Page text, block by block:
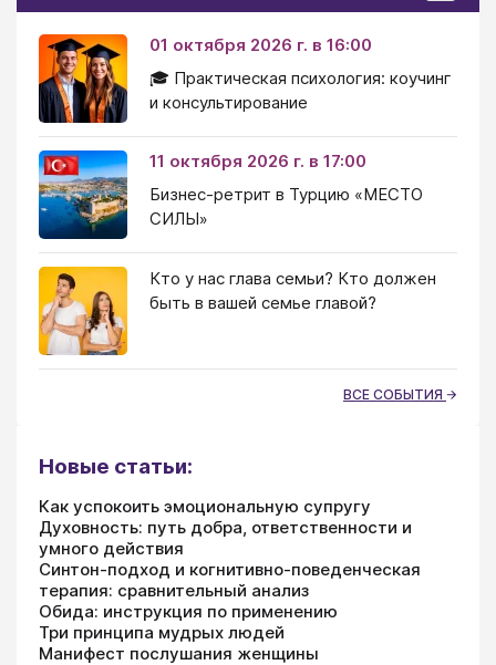
01 октября 2026 г. в 16:00
🎓 Практическая психология: коучинг
и консультирование
11 октября 2026 г. в 17:00
Бизнес-ретрит в Турцию «МЕСТО
СИЛЫ»
Кто у нас глава семьи? Кто должен
быть в вашей семье главой?
ВСЕ СОБЫТИЯ
Новые статьи:
Как успокоить эмоциональную супругу
Духовность: путь добра, ответственности и
умного действия
Синтон-подход и когнитивно-поведенческая
терапия: сравнительный анализ
Обида: инструкция по применению
Три принципа мудрых людей
Манифест послушания женщины